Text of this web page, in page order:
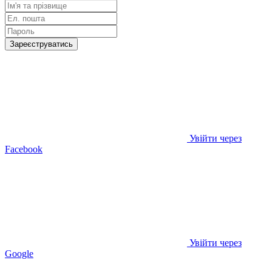
Зареєструватись
Увійти через
Facebook
Увійти через
Google